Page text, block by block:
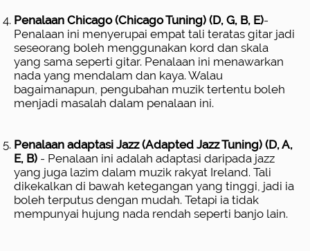
Penalaan Chicago (Chicago Tuning) (D, G, B, E)-
Penalaan ini menyerupai empat tali teratas gitar jadi
seseorang boleh menggunakan kord dan skala
yang sama seperti gitar. Penalaan ini menawarkan
nada yang mendalam dan kaya. Walau
bagaimanapun, pengubahan muzik tertentu boleh
menjadi masalah dalam penalaan ini.
Penalaan adaptasi Jazz (Adapted Jazz Tuning) (D, A,
E, B) - Penalaan ini adalah adaptasi daripada jazz
yang juga lazim dalam muzik rakyat Ireland. Tali
dikekalkan di bawah ketegangan yang tinggi, jadi ia
boleh terputus dengan mudah. Tetapi ia tidak
mempunyai hujung nada rendah seperti banjo lain.